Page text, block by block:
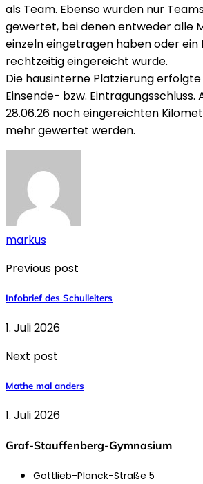
als Team. Ebenso wurden nur
gewertet, bei denen entweder alle
einzeln eingetragen haben oder ein
rechtzeitig eingereicht wurde.
Die hausinterne Platzierung
Einsende- bzw. Eintragungsschluss.
28.06.26 noch eingereichten
mehr gewertet werden.
markus
Previous post
Infobrief des Schulleiters
1. Juli 2026
Next post
Mathe mal anders
1. Juli 2026
Graf-Stauffenberg-Gymnasium
Gottlieb-Planck-Straße 5